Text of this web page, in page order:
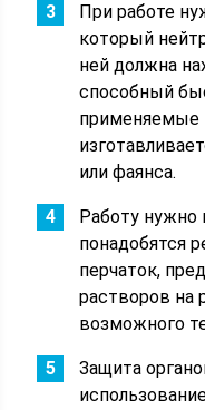
При работе
который
ней должна
способный
применяемые
или фаянса.
Работу нужно
понадобятся
перчаток,
растворов на
возможного
Защита